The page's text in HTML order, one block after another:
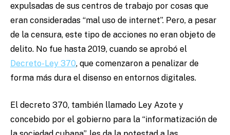
expulsadas de sus centros de trabajo por cosas que
eran consideradas “mal uso de internet”. Pero, a pesar
de la censura, este tipo de acciones no eran objeto de
delito. No fue hasta 2019, cuando se aprobó el
Decreto-Ley 370, que comenzaron a penalizar de
forma más dura el disenso en entornos digitales.
El decreto 370, también llamado Ley Azote y
concebido por el gobierno para la “informatización de